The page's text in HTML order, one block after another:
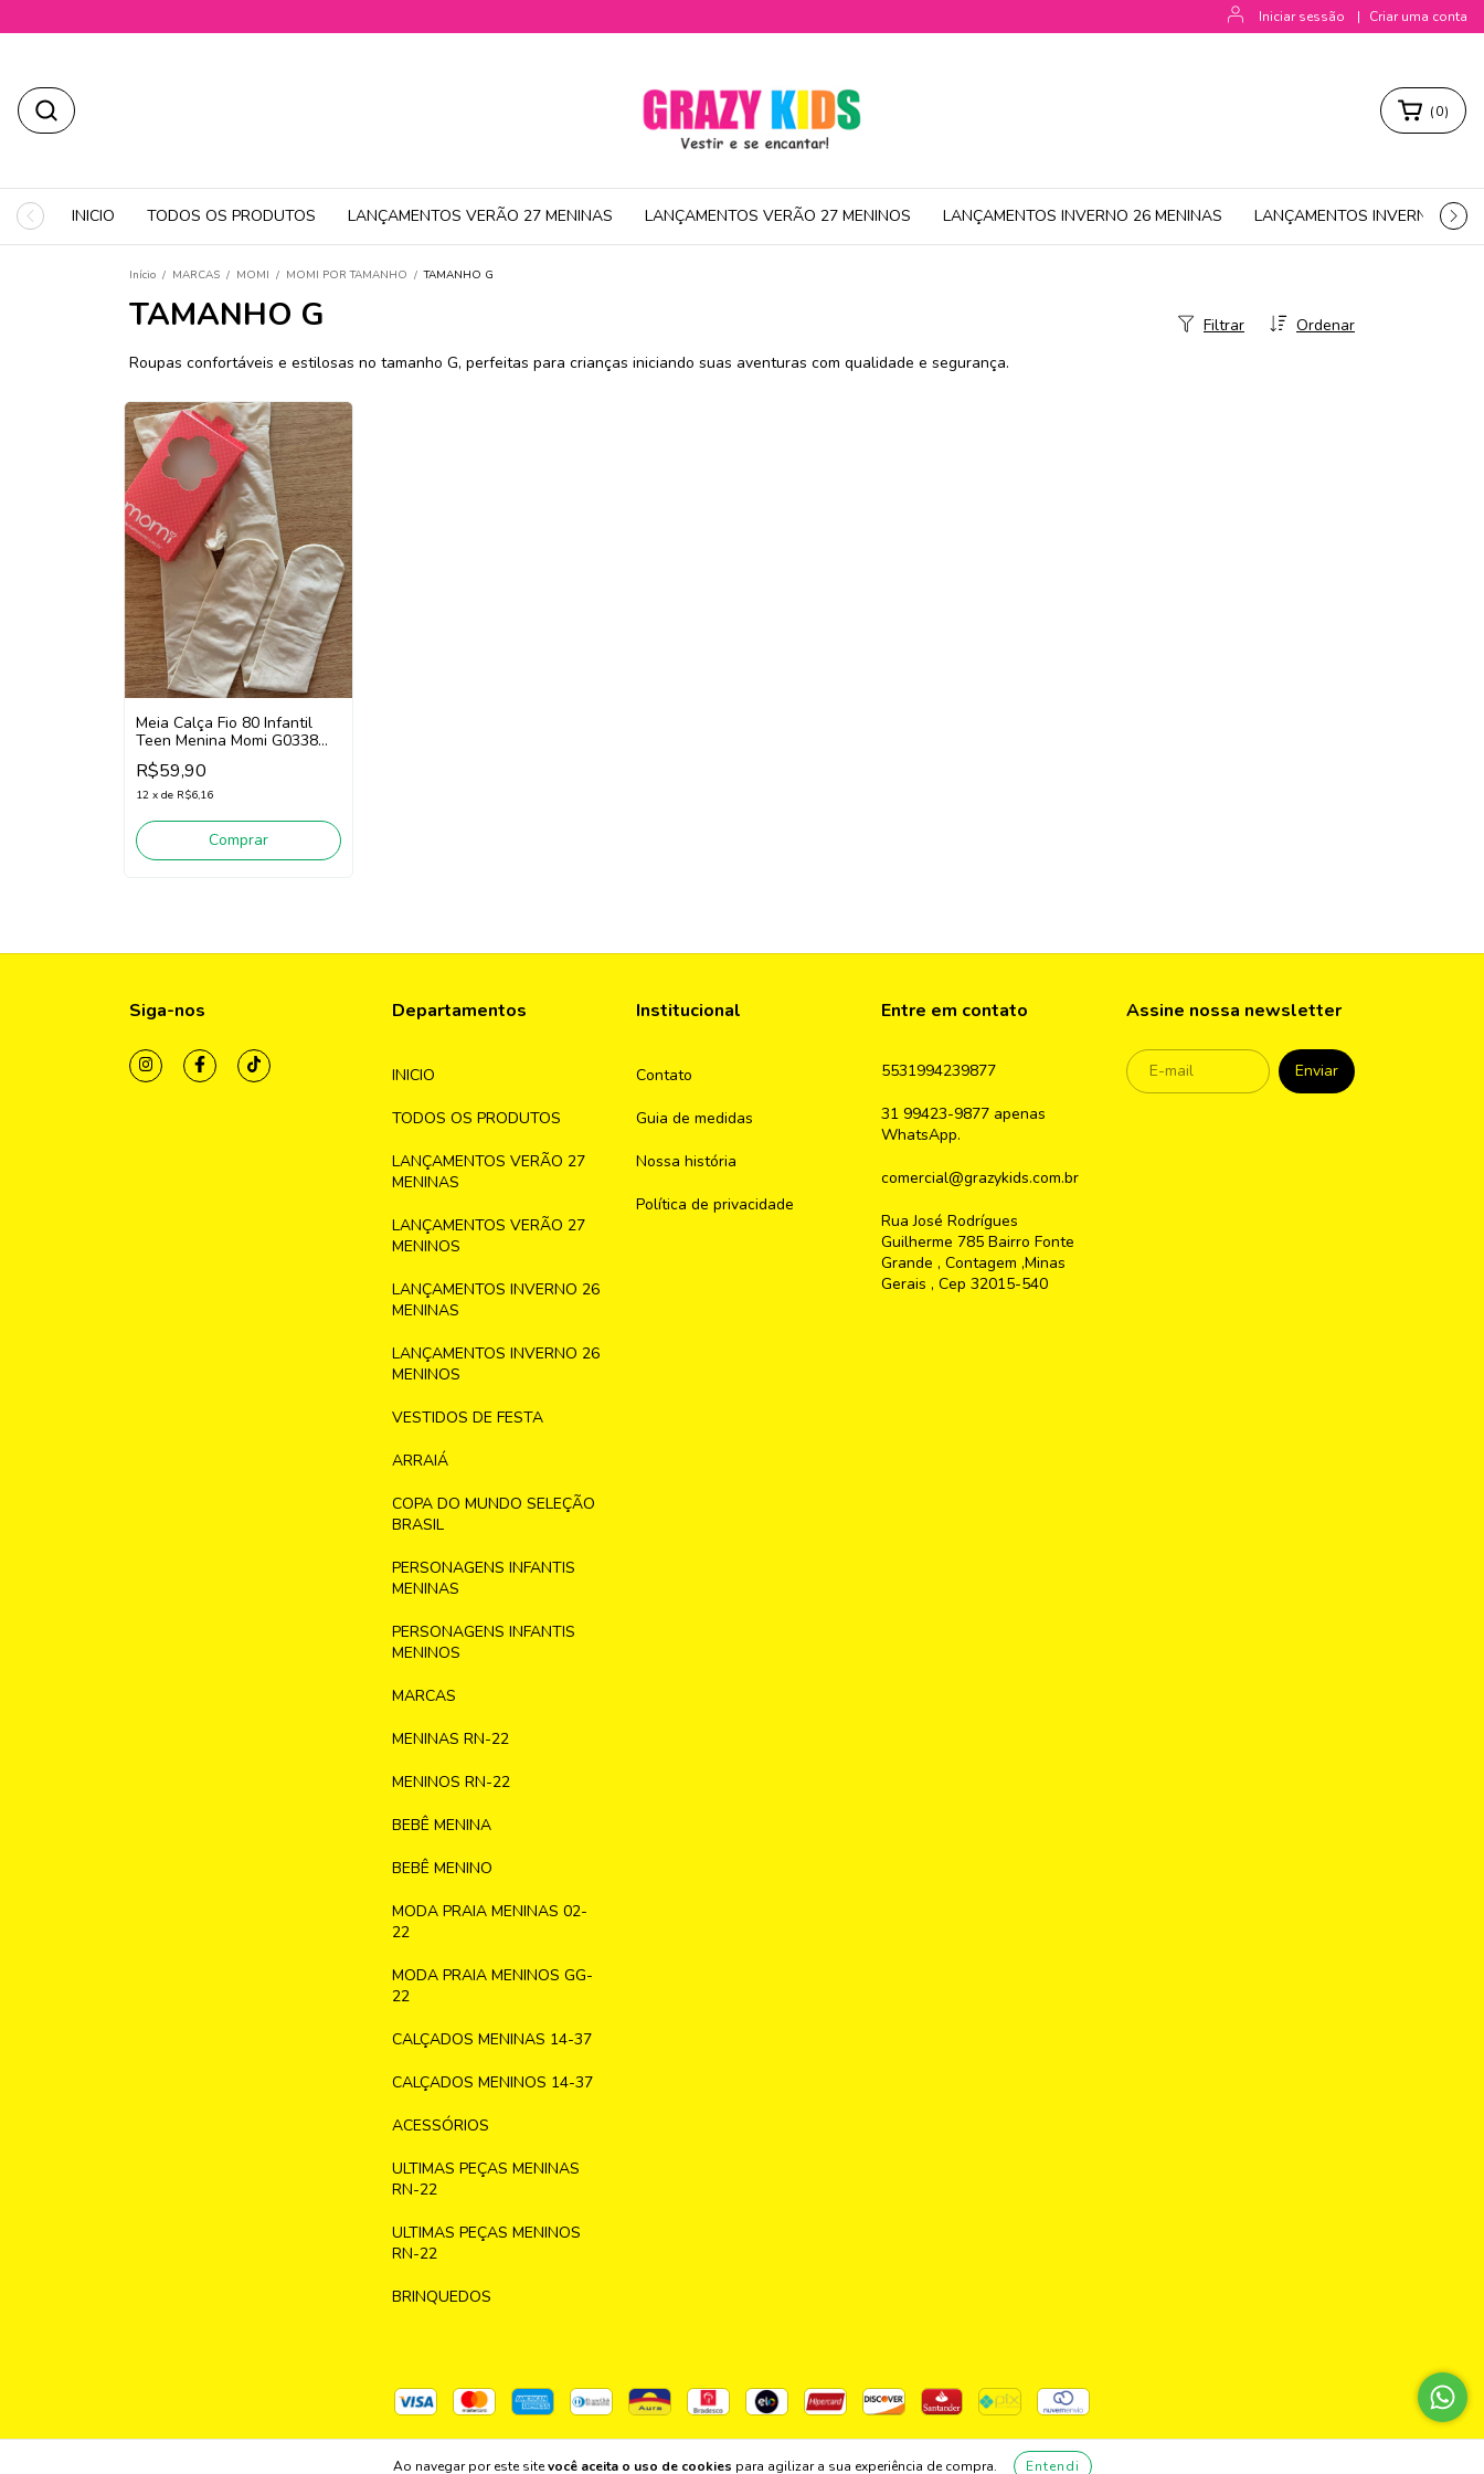
Iniciar sessão | Criar uma conta
(0)
INICIO TODOS OS PRODUTOS LANÇAMENTOS VERÃO 27 MENINAS LANÇAMENTOS VERÃO 27 MENINOS LANÇAMENTOS INVERNO 26 MENINAS LANÇAMENTOS INVERNO 26
Ao navegar por este sitevocê aceita o uso de cookies para agilizar a sua experiência de compra. Entendi
Início / MARCAS / MOMI / MOMI POR TAMANHO / TAMANHO G
TAMANHO G Ordenar
Filtrar
Roupas confortáveis e estilosas no tamanho G, perfeitas para crianças iniciando suas aventuras com qualidade e segurança.
Meia Calça Fio 80 Infantil
Teen Menina Momi G0338
(Off White)
R$59,90
12 x de R$6,16
Comprar
Siga-nos Departamentos
INICIO
TODOS OS PRODUTOS
LANÇAMENTOS VERÃO 27
MENINAS
LANÇAMENTOS VERÃO 27
MENINOS
LANÇAMENTOS INVERNO 26
MENINAS
LANÇAMENTOS INVERNO 26
MENINOS
VESTIDOS DE FESTA
ARRAIÁ
COPA DO MUNDO SELEÇÃO
BRASIL
PERSONAGENS INFANTIS
MENINAS
PERSONAGENS INFANTIS
MENINOS
MARCAS
MENINAS RN-22
MENINOS RN-22
BEBÊ MENINA
BEBÊ MENINO
MODA PRAIA MENINAS 02-
22
MODA PRAIA MENINOS GG-
22
CALÇADOS MENINAS 14-37
CALÇADOS MENINOS 14-37
ACESSÓRIOS
ULTIMAS PEÇAS MENINAS
RN-22
ULTIMAS PEÇAS MENINOS
RN-22
BRINQUEDOS
Institucional
Contato
Guia de medidas
Nossa história
Política de privacidade
Entre em contato
5531994239877
31 99423-9877 apenas
WhatsApp.
comercial@grazykids.com.br
Rua José Rodrígues
Guilherme 785 Bairro Fonte
Grande , Contagem ,Minas
Gerais , Cep 32015-540
Assine nossa newsletter